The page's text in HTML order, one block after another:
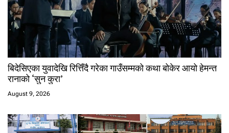
बिदेसिएका युवादेखि रित्तिँदै गरेका गाउँसम्मको कथा बोकेर आयो हेमन्त
रानाको ‘सुन कुरा’
August 9, 2026